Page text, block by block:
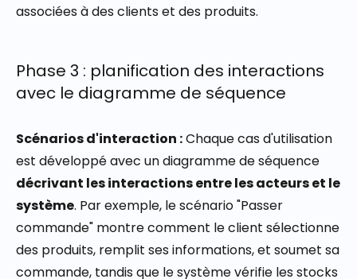
associées à des clients et des produits.
Phase 3 : planification des interactions
avec le diagramme de séquence
Scénarios d'interaction :Chaque cas d'utilisation
est développé avec un diagramme de séquence
décrivant les interactions entre les acteurs et le
système. Par exemple, le scénario "Passer
commande" montre comment le client sélectionne
des produits, remplit ses informations, et soumet sa
commande, tandis que le système vérifie les stocks